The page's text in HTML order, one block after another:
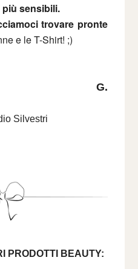
più sensibili.
trovare pronte
e le T-Shirt! ;)
G.
Silvestri
PRODOTTI BEAUTY: